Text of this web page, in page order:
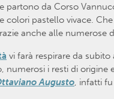
partono da Corso
colori pastello vivace.
anche alle numerose
vi farà respirare da
numerosi i resti di origine
Augusto, infatti